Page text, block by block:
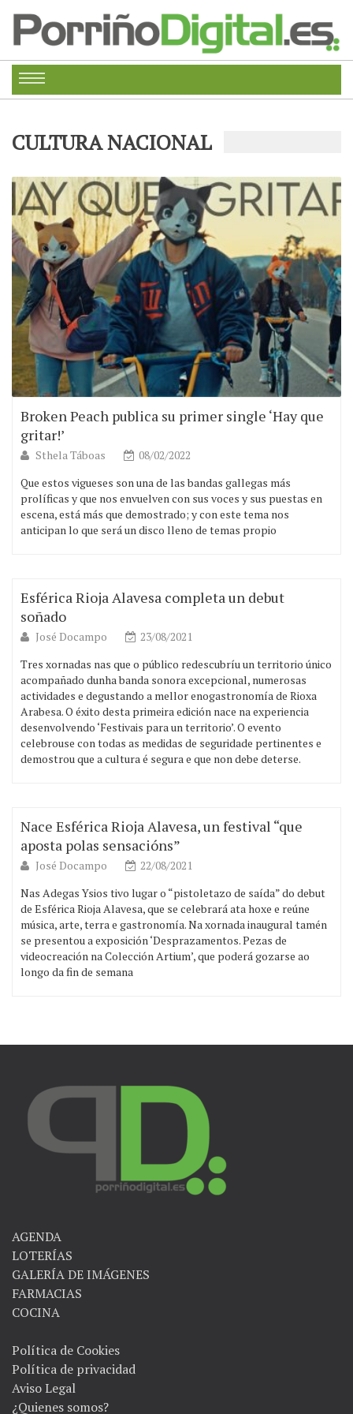
CULTURA NACIONAL
Broken Peach publica su primer single ‘Hay que
gritar!’
Sthela Táboas
08/02/2022
Que estos vigueses son una de las bandas gallegas más
prolíficas y que nos envuelven con sus voces y sus puestas en
escena, está más que demostrado; y con este tema nos
anticipan lo que será un disco lleno de temas propio
Esférica Rioja Alavesa completa un debut
soñado
José Docampo
23/08/2021
Tres xornadas nas que o público redescubríu un territorio único
acompañado dunha banda sonora excepcional, numerosas
actividades e degustando a mellor enogastronomía de Rioxa
Arabesa. O éxito desta primeira edición nace na experiencia
desenvolvendo ‘Festivais para un territorio’. O evento
celebrouse con todas as medidas de seguridade pertinentes e
demostrou que a cultura é segura e que non debe deterse.
Nace Esférica Rioja Alavesa, un festival “que
aposta polas sensacións”
José Docampo
22/08/2021
Nas Adegas Ysios tivo lugar o “pistoletazo de saída” do debut
de Esférica Rioja Alavesa, que se celebrará ata hoxe e reúne
música, arte, terra e gastronomía. Na xornada inaugural tamén
se presentou a exposición ‘Desprazamentos. Pezas de
videocreación na Colección Artium’, que poderá gozarse ao
longo da fin de semana
AGENDA
LOTERÍAS
GALERÍA DE IMÁGENES
FARMACIAS
COCINA
Política de Cookies
Política de privacidad
Aviso Legal
¿Quienes somos?